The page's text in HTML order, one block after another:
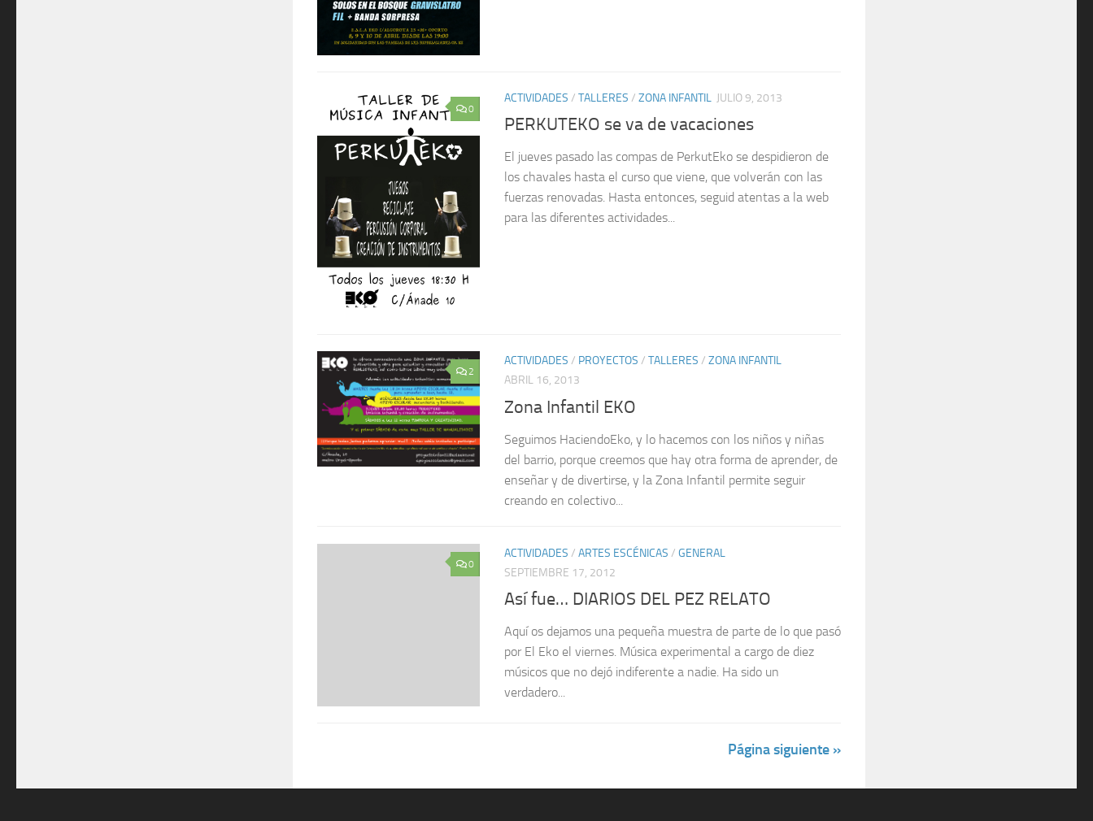
0
ACTIVIDADES / TALLERES / ZONA INFANTIL JULIO 9, 2013
PERKUTEKO se va de vacaciones
El jueves pasado las compas de PerkutEko se despidieron de
los chavales hasta el curso que viene, que volverán con las
fuerzas renovadas. Hasta entonces, seguid atentas a la web
para las diferentes actividades...
2
ACTIVIDADES / PROYECTOS / TALLERES / ZONA INFANTIL
ABRIL 16, 2013
Zona Infantil EKO
Seguimos HaciendoEko, y lo hacemos con los niños y niñas
del barrio, porque creemos que hay otra forma de aprender, de
enseñar y de divertirse, y la Zona Infantil permite seguir
creando en colectivo...
0
ACTIVIDADES / ARTES ESCÉNICAS / GENERAL
SEPTIEMBRE 17, 2012
Así fue… DIARIOS DEL PEZ RELATO
Aquí os dejamos una pequeña muestra de parte de lo que pasó
por El Eko el viernes. Música experimental a cargo de diez
músicos que no dejó indiferente a nadie. Ha sido un
verdadero...
Página siguiente »